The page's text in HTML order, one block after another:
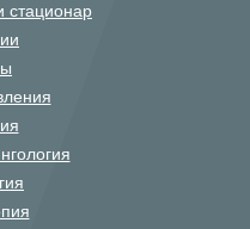
стационар